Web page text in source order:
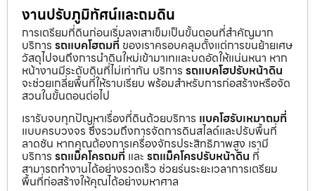
งานปรับภูมิทัศน์และถมดิน
การเตรียมที่ดินก่อนเริ่มลงเสาเข็มเป็นขั้นตอนที่สำคัญมาก
บริการ รถแบคโฮถมที่ ของเราครอบคลุมตั้งแต่การขนย้ายเศษ
วัสดุไปจนถึงการนำดินใหม่เข้ามาเทและบดอัดให้แน่นหนา หาก
หน้างานมีระดับดินที่ไม่เท่ากัน บริการ รถแบคโฮปรับหน้าดิน
จะช่วยเกลี่ยพื้นที่ให้ราบเรียบ พร้อมสำหรับการก่อสร้างหรือจัด
สวนในขั้นตอนต่อไป
เรารับจบทุกปัญหาเรื่องที่ดินด้วยบริการ แบคโฮรับเหมาถมที่
แบบครบวงจร ซึ่งรวมถึงการจัดการดินสไลด์และปรับพื้นที่
ลาดชัน หากคุณต้องการเครื่องจักรประสิทธิภาพสูง เรามี
บริการ รถแม็คโครถมที่ และ รถแม็คโครปรับหน้าดิน ที่
สามารถทำงานได้อย่างรวดเร็ว ช่วยร่นระยะเวลาการเตรียม
พื้นที่ก่อสร้างให้คุณได้อย่างมหาศาล